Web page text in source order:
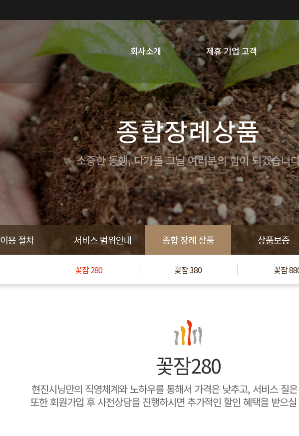
회사소개 제휴 기업 고객
종합장례상품
소중한 동행, 다가올 그날 여러분의 힘이 되겠습니
이용 절차 서비스 범위안내 종합 장례 상품 상품보증
꽃잠 280 꽃잠 380 꽃잠
꽃잠280
현진시닝만의 직영체계와 노하우를 통해서 가격은 낮추고, 서비스 질
또한 회원가입 후 사전상담을 진행하시면 추가적인 할인 혜택을 받으